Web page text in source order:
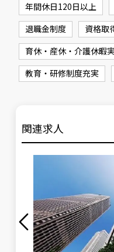
年間休日120日以上
退職金制度
資格取
育休・産休・介護休暇
教育・研修制度充実
関連求人